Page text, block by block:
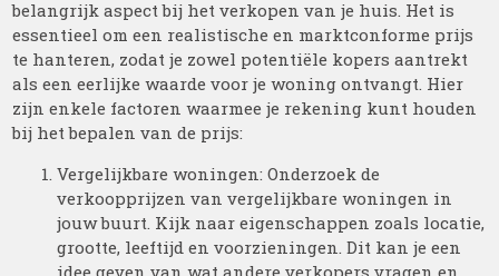
belangrijk aspect bij het verkopen van je huis. Het is
essentieel om een realistische en marktconforme prijs
te hanteren, zodat je zowel potentiële kopers aantrekt
als een eerlijke waarde voor je woning ontvangt. Hier
zijn enkele factoren waarmee je rekening kunt houden
bij het bepalen van de prijs:
Vergelijkbare woningen: Onderzoek de
verkoopprijzen van vergelijkbare woningen in
jouw buurt. Kijk naar eigenschappen zoals locatie,
grootte, leeftijd en voorzieningen. Dit kan je een
idee geven van wat andere verkopers vragen en